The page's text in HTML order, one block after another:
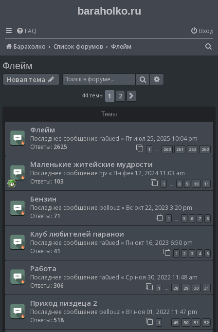
baraholko.ru
FAQ
Вход
Барахолко
Список форумов Флейм
Флейм
Новая тема Поиск
44 темы 1 2
Темы
Флейм
Последнее сообщение ra0ued « Пт июл 25, 2025 10:04 pm
Ответы: 2625 1 … 260 261 262 263
Маленькие житейские мудрости
Последнее сообщение hjv « Пн фев 12, 2024 11:03 am
Ответы: 103 1 … 8 9 10 11
Бензин
Последнее сообщение bellouz « Вс окт 22, 2023 3:20 pm
Ответы: 71 1 … 5 6 7 8
Клуб любителей паранои
Последнее сообщение ra0ued « Пн окт 16, 2023 6:50 pm
Ответы: 41 1 2 3 4 5
Работа
Последнее сообщение ra0ued « Ср ноя 30, 2022 11:48 am
Ответы: 306 1 … 28 29 30 31
Приход пиздеца 2
Последнее сообщение bellouz « Вт ноя 01, 2022 11:47 pm
Ответы: 518 1 … 49 50 51 52